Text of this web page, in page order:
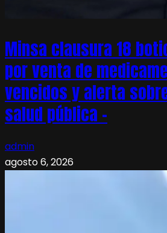
Minsa clausura 18
por venta de
vencidos y alerta
salud pública –
admin
agosto 6, 2026